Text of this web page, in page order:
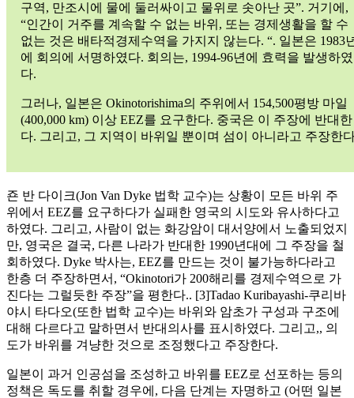
구역, 만조시에 물에 둘러싸이고 물위로 솟아난 곳”. 거기에,
“인간이 거주를 계속할 수 없는 바위, 또는 경제생활을 할 수
없는 것은 배타적경제수역을 가지지 않는다. “. 일본은 1983
에 회의에 서명하였다. 회의는, 1994-96년에 효력을 발생하였
다.
그러나, 일본은 Okinotorishima의 주위에서 154,500평방 마일
(400,000 km) 이상 EEZ를 요구한다. 중국은 이 주장에 반대한
다. 그리고, 그 지역이 바위일 뿐이며 섬이 아니라고 주장한
죤 반 다이크(Jon Van Dyke 법학 교수)는 상황이 모든 바위 주
위에서 EEZ를 요구하다가 실패한 영국의 시도와 유사하다고
하였다. 그리고, 사람이 없는 화강암이 대서양에서 노출되었지
만, 영국은 결국, 다른 나라가 반대한 1990년대에 그 주장을 철
회하였다. Dyke 박사는, EEZ를 만드는 것이 불가능하다라고
한층 더 주장하면서, “Okinotori가 200해리를 경제수역으로 가
진다는 그럴듯한 주장”을 평한다.. [3]Tadao Kuribayashi-쿠리바
야시 타다오(또한 법학 교수)는 바위와 암초가 구성과 구조에
대해 다르다고 말하면서 반대의사를 표시하였다. 그리고,, 의
도가 바위를 겨냥한 것으로 조정했다고 주장한다.
일본이 과거 인공섬을 조성하고 바위를 EEZ로 선포하는 등의
정책은 독도를 취할 경우에, 다음 단계는 자명하고 (어떤 일본